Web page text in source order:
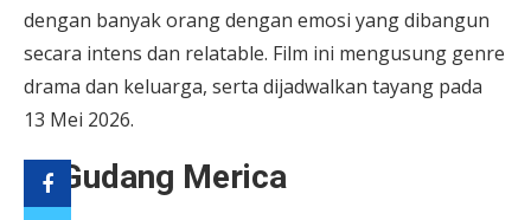
dengan banyak orang dengan emosi yang dibangun
secara intens dan relatable. Film ini mengusung genre
drama dan keluarga, serta dijadwalkan tayang pada
13 Mei 2026.
8. Gudang Merica